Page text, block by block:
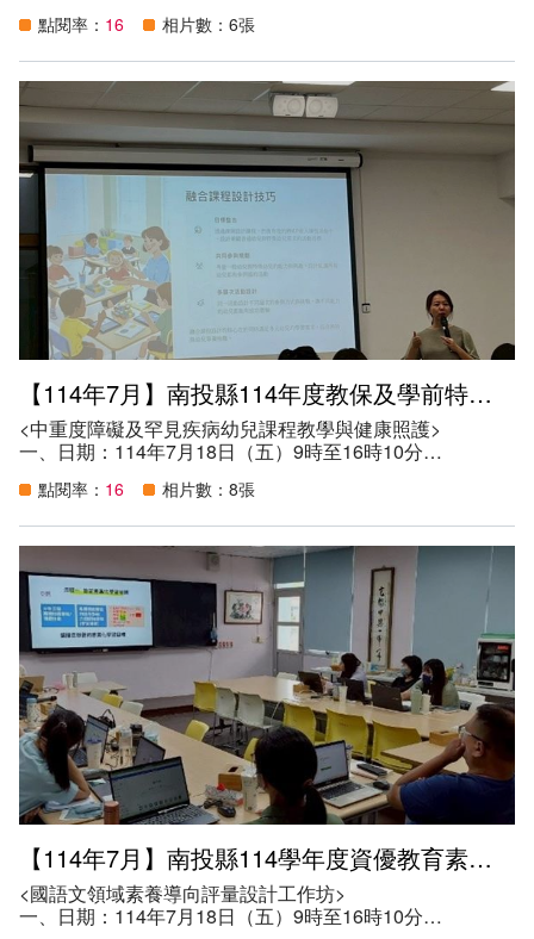
三、講師：孫文菊老師
四、參加資格：
（一）本縣學前特殊教育教師（務必參加）。
（二）本縣教保服務人員、特教學生助理人員、教師助理員
及特教相關專業人員及家長。
五、目的：
（一）提升本縣教保服務人員認識身心障礙幼兒身心特質及
相關因應教學需求之特教知能。
（二）增進本縣教保服務人員、學前特教教師及相關人員特
殊教育專業知能，協助特殊教育學生健全發展。
（三）促進本縣教保服務機構參與融合教育之特教專業素
養，提升特殊教育服務效益。
六、參與人數：62人。
點閱率： 16 相片數：6張
【114年7月】南投縣114年度教保及學前特教專業知能研習
<中重度障礙及罕見疾病幼兒課程教學與健康照護>
一、日期：114年7月18日（五）9時至16時10分
三、講師：吳佩芳助理教授；助理講師：邱曉彤護理長
四、參加資格：
（一）本縣學前特殊教育教師（務必參加）。
（二）本縣教保服務人員、特教學生助理人員、教師助理員
及特教相關專業人員及家長。
五、目的：
（一）提升本縣教保服務人員認識身心障礙幼兒身心特質及
相關因應教學需求之特教知能。
（二）增進本縣教保服務人員、學前特教教師及相關人員特
殊教育專業知能，協助特殊教育學生健全發展。
（三）促進本縣教保服務機構參與融合教育之特教專業素
養，提升特殊教育服務效益。
六、參與人數：41人。
點閱率： 16 相片數：8張
【114年7月】南投縣114學年度資優教育素養導向評量設計增能研習
<國語文領域素養導向評量設計工作坊>
一、日期：114年7月18日（五）9時至16時10分